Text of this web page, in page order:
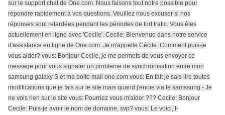
sur le support chat de One.com. Nous faisons tout notre possible pour
répondre rapidement à vos questions. Veuillez nous excuser si nos
réponses sont retardées pendant les périodes de fort trafic. Vous êtes
actuellement en ligne avec 'Cecile'. Cecile: Bienvenue dans notre service
d'assistance en ligne de One.com. Je m'appelle Cécile. Comment puis-je
vous aider? vous: Bonjour Cecile, je me permets de vous envoyer ce
message pour vous signaler un probleme de synchronisation entre mon
samsung galaxy S et ma boite mail one.com vous: En fait je sais lire toutes
modifications que je fais sur le site mais quand j'enoie via le samssung - Je
ne vois rien sur le site vous: Pourriez vous m'aider ??? Cecile: Bonjour
Cecile: Puis-je avoir le nom de domaine, svp? vous: Le voici, I-